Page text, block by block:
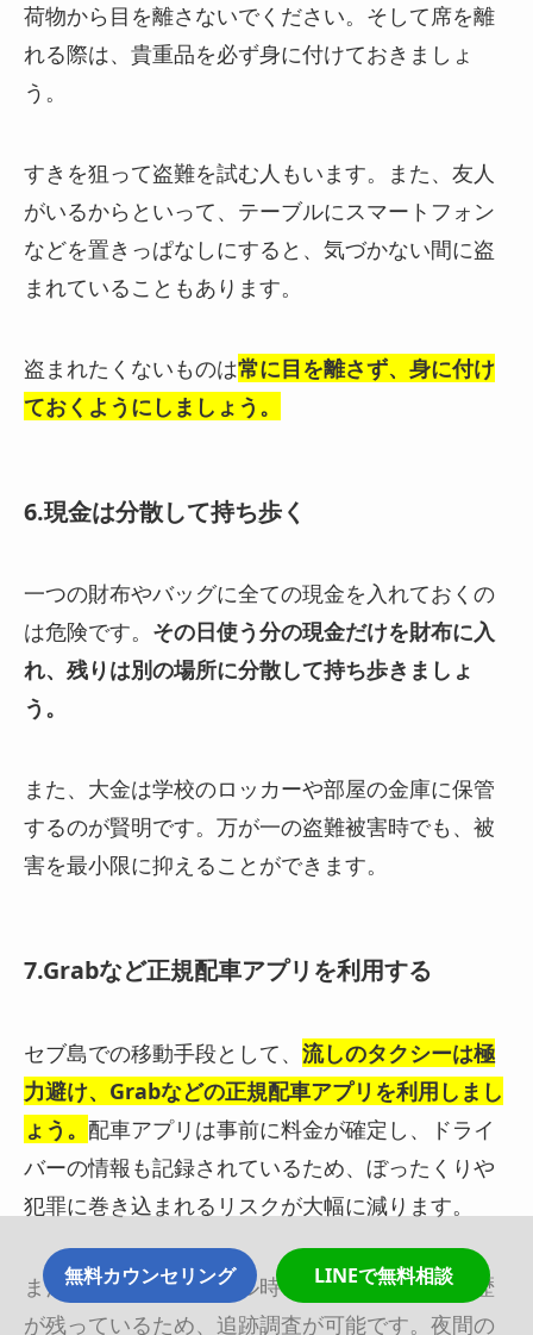
荷物から目を離さないでください。 そして席を離
れる際は、貴重品を必ず身に付けておきましょ
う。
すきを狙って盗難を試む人もいます。また、 友人
がいるからといって、 テーブルにスマートフォン
などを置きっぱなしにすると、気づかない間に盗
まれていることもあります。
盗まれたくないものは常に目を離さず、身に付け
ておくようにしましょう。
6.現金は分散して持ち歩く
一つの財布やバッグに全ての現金を入れておくの
は危険です。 その日使う分の現金だけを財布に入
れ、残りは別の場所に分散して持ち歩きましょ
う。
また、大金は学校のロッカーや部屋の金庫に保管
するのが賢明です。万が一の盗難被害時でも、被
害を最小限に抑えることができます。
7.Grabなど正規配車アプリを利用する
セブ島での移動手段として、 流しのタクシーは極
力避け、Grabなどの正規配車アプリを利用しまし
ょう。 配車アプリは事前に料金が確定し、ドライ
バーの情報も記録されているため、ぼったくりや
犯罪に巻き込まれるリスクが大幅に減ります。
また、万が一のトラブル時も、アプリに移動履歴
が残っているため、追跡調査が可能です。夜間の
無料カウンセリング LINEで無料相談